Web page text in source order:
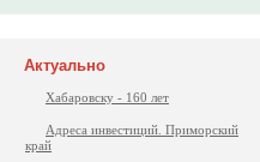
Актуально
Хабаровску - 160 лет
Адреса инвестиций. Приморский
край